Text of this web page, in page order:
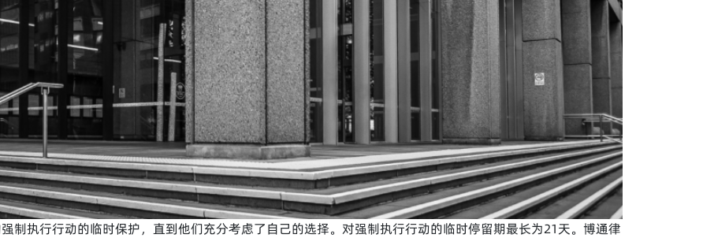
制执行行动的临时保护，直到他们充分考虑了自己的选择。对强制执行行动的临时停留期最长为21天。博通律